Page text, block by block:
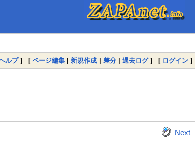
ルプ] [ ページ編集 | 新規作成 | 差分 | 過去ログ] [ ログイン ]
Next